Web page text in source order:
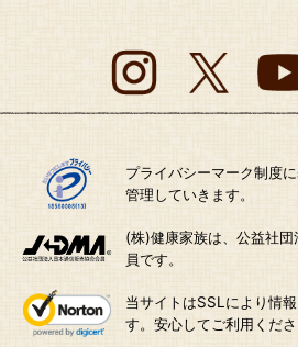
プライバシーマーク制度
管理していきます。
(株)健康家族は、公益社
員です。
当サイトはSSLにより情
す。安心してご利用くださ